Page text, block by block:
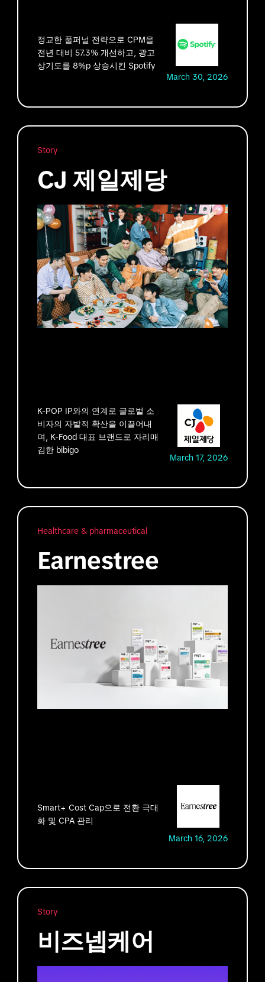
정교한 풀퍼널 전략으로 CPM을
전년 대비 57.3% 개선하고, 광고
상기도를 8%p 상승시킨 Spotify
March 30, 2026
Story
CJ 제일제당
K-POP IP와의 연계로 글로벌 소
비자의 자발적 확산을 이끌어내
며, K-Food 대표 브랜드로 자리매
김한 bibigo
March 17, 2026
Healthcare & pharmaceutical
Earnestree
Smart+ Cost Cap으로 전환 극대
화 및 CPA 관리
March 16, 2026
Story
비즈넵케어